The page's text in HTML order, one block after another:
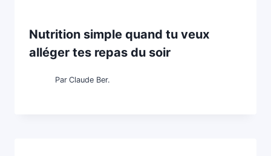
Nutrition simple quand tu veux
alléger tes repas du soir
Par Claude Ber.